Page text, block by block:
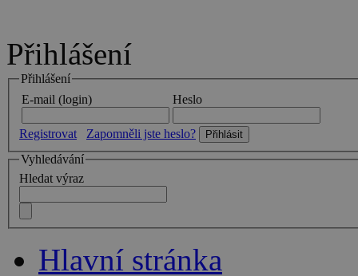
Přihlášení
Přihlášení
E-mail (login)
Heslo
Registrovat
Zapomněli jste heslo?
Vyhledávání
Hledat výraz
Hlavní stránka